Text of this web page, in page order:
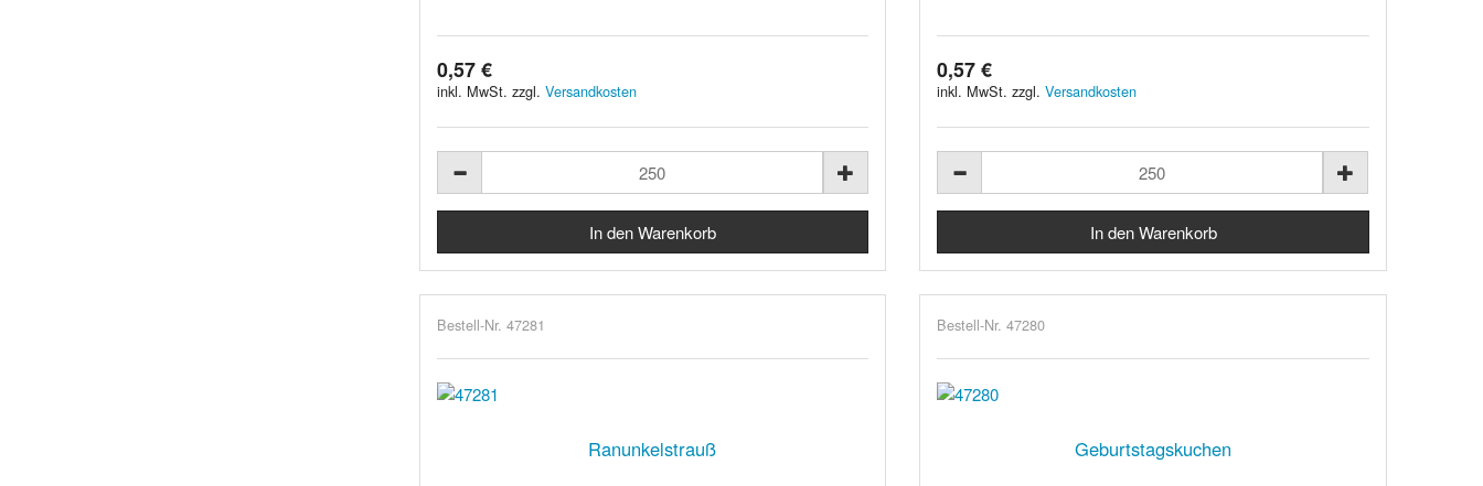
0,57 €
inkl. MwSt. zzgl. Versandkosten
0,57 €
inkl. MwSt. zzgl.Versandkosten
Bestell-Nr. 47281
Ranunkelstrauß
Bestell-Nr. 47280
Geburtstagskuchen